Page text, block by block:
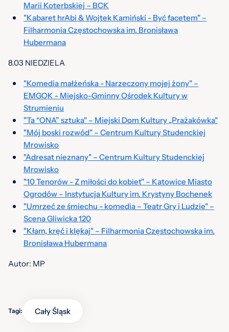
Marii Koterbskiej – BCK
"Kabaret hrAbi & Wojtek Kamiński - Być facetem" –
Filharmonia Częstochowska im. Bronisława
Hubermana
8.03 NIEDZIELA
"Komedia małżeńska - Narzeczony mojej żony" –
EMGOK - Miejsko-Gminny Ośrodek Kultury w
Strumieniu
"Ta “ONA” sztuka" – Miejski Dom Kultury „Prażakówka"
"Mój boski rozwód" – Centrum Kultury Studenckiej
Mrowisko
"Adresat nieznany" – Centrum Kultury Studenckiej
Mrowisko
"10 Tenorów - Z miłości do kobiet" – Katowice Miasto
Ogrodów – Instytucja Kultury im. Krystyny Bochenek
"Umrzeć ze śmiechu - komedia – Teatr Gry i Ludzie" –
Scena Gliwicka 120
"Kłam, kręć i klękaj" – Filharmonia Częstochowska im.
Bronisława Hubermana
Autor: MP
Tagi: Cały Śląsk